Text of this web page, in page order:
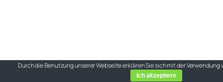
Durch die Benutzung unserer Webseite erklären Sie sich mit der
Ich akzeptiere